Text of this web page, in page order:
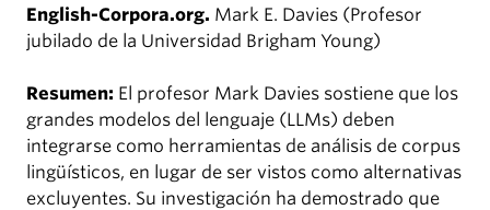
English-Corpora.org. Mark E. Davies (Profesor
jubilado de la Universidad Brigham Young)
Resumen: El profesor Mark Davies sostiene que los
grandes modelos del lenguaje (LLMs) deben
integrarse como herramientas de análisis de corpus
lingüísticos, en lugar de ser vistos como alternativas
excluyentes. Su investigación ha demostrado que